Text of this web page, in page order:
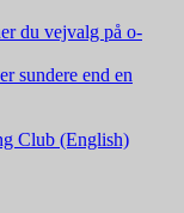
du vejvalg på o-
end en
Club (English)